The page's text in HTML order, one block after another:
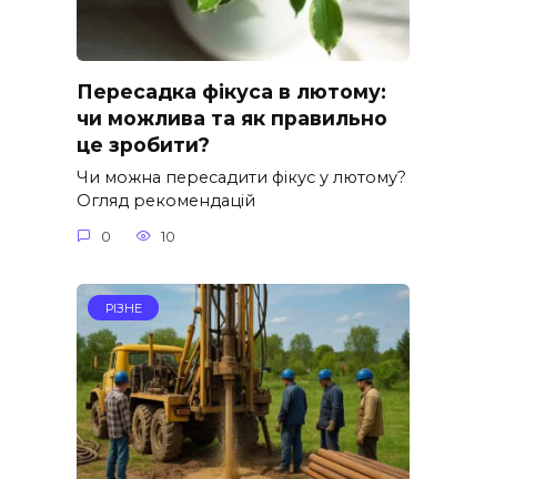
Пересадка фікуса в лютому:
чи можлива та як правильно
це зробити?
Чи можна пересадити фікус у лютому?
Огляд рекомендацій
0 10
РІЗНЕ